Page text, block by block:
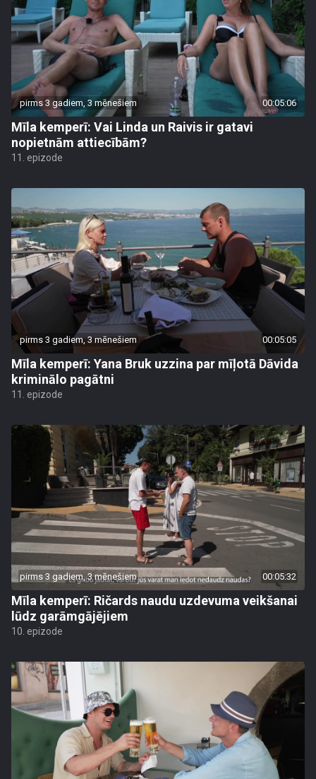
pirms 3 gadiem, 3 mēnešiem 00:05:06
Mīla kemperī: Vai Linda un Raivis ir gatavi
nopietnām attiecībām?
11. epizode
pirms 3 gadiem, 3 mēnešiem 00:05:05
Mīla kemperī: Yana Bruk uzzina par mīļotā Dāvida
kriminālo pagātni
11. epizode
pirms 3 gadiem, 3 mēnešiem 00:05:32
Mīla kemperī: Ričards naudu uzdevuma veikšanai
lūdz garāmgājējiem
10. epizode